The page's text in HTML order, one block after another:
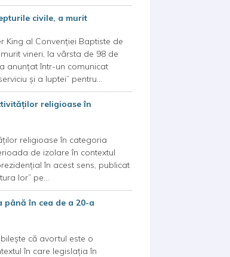
civile, a murit
King al Convenţiei Baptiste de
vineri, la vârsta de 98 de
anunţat într-un comunicat
şi a luptei” pentru...
religioase în
religioase în categoria
de izolare în contextul
în acest sens, publicat
lor” pe...
în cea de a 20-a
că avortul este o
în care legislaţia în